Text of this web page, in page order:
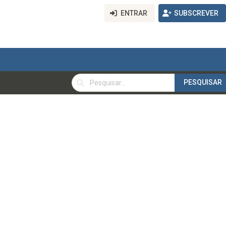
ENTRAR SUBSCREVER
PESQUISAR
PESQUISAR